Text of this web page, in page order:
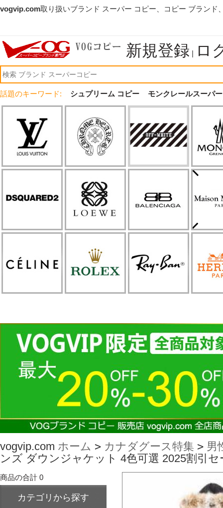
vogvip.com取り扱いブランド スーパー コピー、コピー ブランド
新規登録 | ロ
話題のキーワード: シュプリーム コピー モンクレールスーパ
vogvip.com ホーム > カナダグース特集 > 男
ンズ ダウンジャケット 4色可選 2025割引セ
商品の合計 0
カテゴリから探す